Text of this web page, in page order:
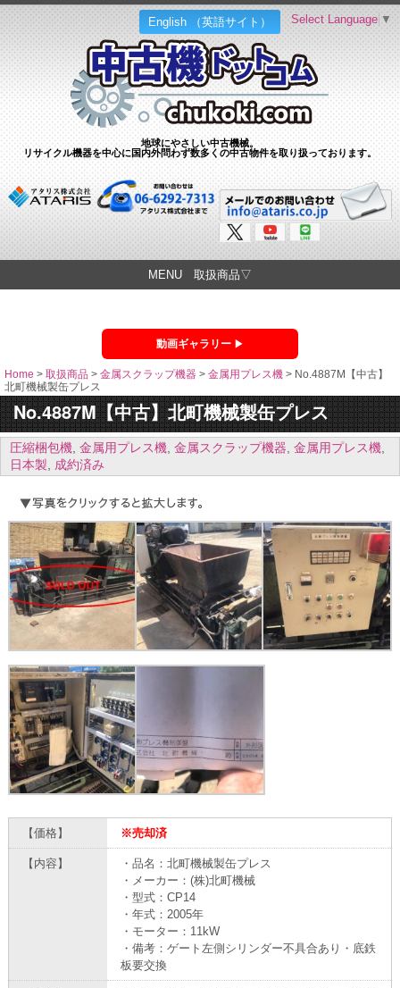
English （英語サイト）
地球にやさしい中古機械。
リサイクル機器を中心に国内外問わず数多くの中古物件を取り扱っております。
Select Language ▼
MENU 取扱商品▽
動画ギャラリー
Home > 取扱商品 > 金属スクラップ機器 > 金属用プレス機 > No.4887M【中古】
北町機械製缶プレス
No.4887M【中古】北町機械製缶プレス
圧縮梱包機, 金属用プレス機, 金属スクラップ機器, 金属用プレス機,
日本製, 成約済み
【価格】 ※売却済
【内容】
・品名：北町機械製缶プレス
・メーカー：(株)北町機械
・型式：CP14
・年式：2005年
・モーター：11kW
・備考：ゲート左側シリンダー不具合あり・底鉄
板要交換